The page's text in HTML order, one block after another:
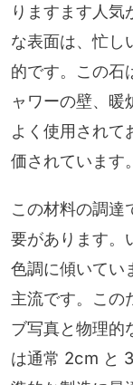
りますます人気
な表面は、忙し
的です。この石
ャワーの壁、暖
よく使用されて
価されています。
この材料の調達
要があります。
色調に傾いてい
主流です。この
ブ写真と物理的
は通常 2cm と